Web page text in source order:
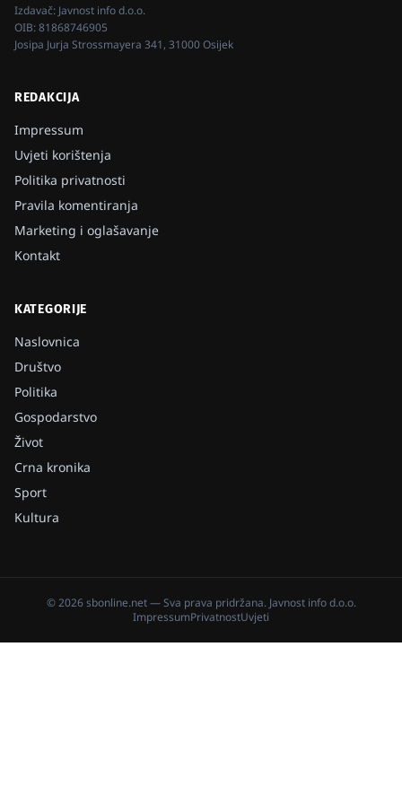
Izdavač: Javnost info d.o.o.
OIB:81868746905
Josipa Jurja Strossmayera 341, 31000 Osijek
REDAKCIJA
Impressum
Uvjeti korištenja
Politika privatnosti
Pravila komentiranja
Marketing i oglašavanje
Kontakt
KATEGORIJE
Naslovnica
Društvo
Politika
Gospodarstvo
Život
Crna kronika
Sport
Kultura
©2026 sbonline.net— Sva prava pridržana. Javnost info d.o.o.
ImpressumPrivatnostUvjeti